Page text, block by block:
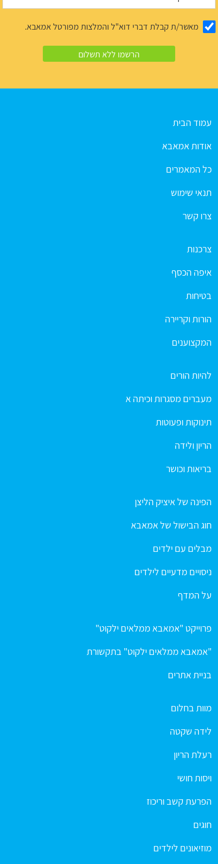
מאשר/ת קבלת דברי דוא"ל והמלצות מפורטל אמאבא.
עמוד הבית
אודות אמאבא
כל המאמרים
תנאי שימוש
צרו קשר
צרכנות
איפה הכסף
בטיחות
הורות וקריירה
המקצוענים
להיות הורים
מעברים מסגרות וכיתה א
תינוקות ופעוטות
הריון ולידה
בריאות וכושר
הפינה של איציק הליצן
חוג הבישול של אמאבא
מבלים עם ילדים
ניסויים מדעיים לילדים
על המדף
פרוייקט "אמאבא ממלאים ילקוט"
"אמאבא ממלאים ילקוט" בתקשורת
בניית אתרים
מוות בחלום
לידה שקטה
רעלת הריון
ויסות חושי
הפרעת קשב וריכוז
חוגים
מוזיאונים לילדים